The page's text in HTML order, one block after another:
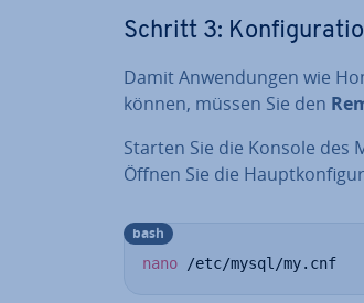
Schritt 3:
Damit An­wen­dun­gen wie
können, müssen Sie den
Starten Sie die Konsole des
Öffnen Sie die
nano /etc/mysql/my.cnf
bash